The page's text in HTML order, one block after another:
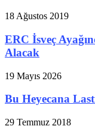
18 Ağustos 2019
ERC İsveç
Alacak
19 Mayıs 2026
Bu Heyecana
29 Temmuz 2018